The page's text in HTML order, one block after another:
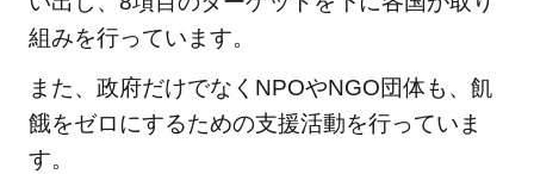
2.15.1
「陸の
も守ろ
う」の
組みを行っています。
また、政府だけでなくNPOやNGO団体も、飢
餓をゼロにするための支援活動を行っていま
す。